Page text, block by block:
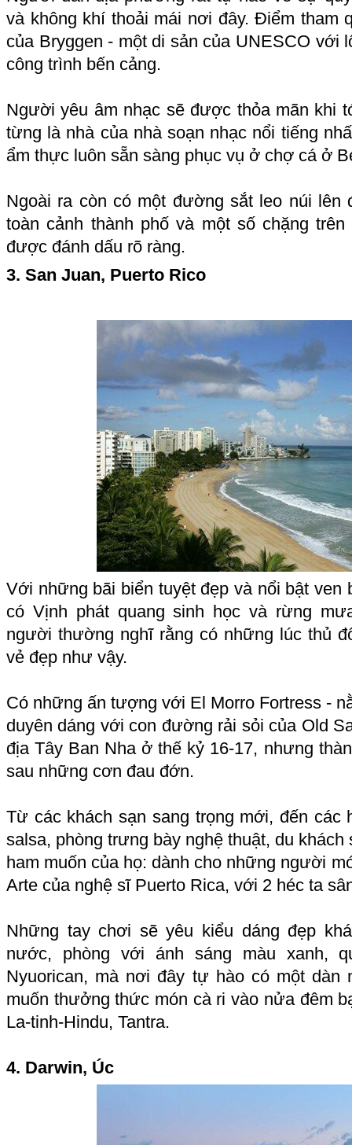
và không khí thoải mái nơi đây. Điểm tham
của Bryggen - một di sản của UNESCO với
công trình bến cảng.
Người yêu âm nhạc sẽ được thỏa mãn khi
từng là nhà của nhà soạn nhạc nổi tiếng
ẩm thực luôn sẵn sàng phục vụ ở chợ cá ở
Ngoài ra còn có một đường sắt leo núi lên
toàn cảnh thành phố và một số chặng
được đánh dấu rõ ràng.
3. San Juan, Puerto Rico
Với những bãi biển tuyệt đẹp và nổi bật ven
có Vịnh phát quang sinh học và rừng
người thường nghĩ rằng có những lúc thủ
vẻ đẹp như vậy.
Có những ấn tượng với El Morro Fortress -
duyên dáng với con đường rải sỏi của Old
địa Tây Ban Nha ở thế kỷ 16-17, nhưng
sau những cơn đau đớn.
Từ các khách sạn sang trọng mới, đến các
salsa, phòng trưng bày nghệ thuật, du
ham muốn của họ: dành cho những người
Arte của nghệ sĩ Puerto Rica, với 2 héc ta
Những tay chơi sẽ yêu kiểu dáng đẹp
nước, phòng với ánh sáng màu xanh,
Nyuorican, mà nơi đây tự hào có một dàn
muốn thưởng thức món cà ri vào nửa đêm
La-tinh-Hindu, Tantra.
4. Darwin, Úc